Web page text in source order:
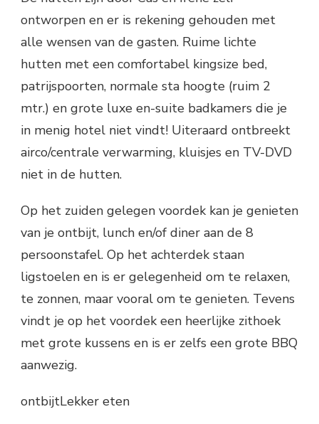
ontworpen en er is rekening gehouden met
alle wensen van de gasten. Ruime lichte
hutten met een comfortabel kingsize bed,
patrijspoorten, normale sta hoogte (ruim 2
mtr.) en grote luxe en-suite badkamers die je
in menig hotel niet vindt! Uiteraard ontbreekt
airco/centrale verwarming, kluisjes en TV-DVD
niet in de hutten.
Op het zuiden gelegen voordek kan je genieten
van je ontbijt, lunch en/of diner aan de 8
persoonstafel. Op het achterdek staan
ligstoelen en is er gelegenheid om te relaxen,
te zonnen, maar vooral om te genieten. Tevens
vindt je op het voordek een heerlijke zithoek
met grote kussens en is er zelfs een grote BBQ
aanwezig.
ontbijtLekker eten